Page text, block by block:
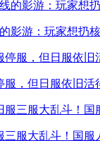
影游：玩家想扔
服，但日服依旧活
三服大乱斗！国